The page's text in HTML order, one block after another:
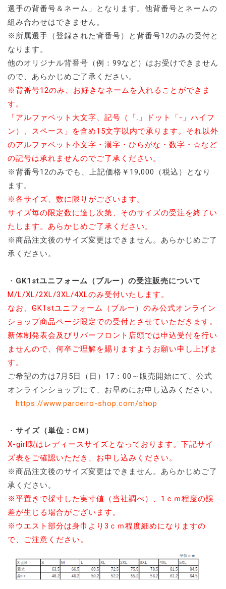
選手の背番号＆ネーム」となります。他背番号とネームの
組み合わせはできません。
※所属選手（登録された背番号）と背番号12のみの受付と
なります。
他のオリジナル背番号（例：99など）はお受けできません
ので、あらかじめご了承ください。
※背番号12のみ、お好きなネームを入れることができま
す。
「アルファベット大文字、記号（「.」ドット「-」ハイフ
ン）、スペース」を含め15文字以内で承ります。それ以外
のアルファベット小文字・漢字・ひらがな・数字・☆など
の記号は承れませんのでご了承ください。
※背番号12のみでも、上記価格￥19,000（税込）となり
ます。
※各サイズ、数に限りがございます。
サイズ毎の限定数に達し次第、そのサイズの受注を終了い
たします。あらかじめご了承ください。
※商品注文後のサイズ変更はできません。あらかじめご了
承ください。
・ GK1stユニフォーム（ブルー）の受注販売について
M/L/XL/2XL/3XL/4XLのみ受付いたします。
なお、GK1stユニフォーム（ブルー）のみ公式オンライン
ショップ商品ページ限定での受付とさせていただきます。
新体制発表会及びリバーフロント店頭では申込受付を行い
ませんので、何卒ご理解を賜りますようお願い申し上げま
す。
ご希望の方は7月5日（日）17：00～販売開始にて、公式
オンラインショップにて、お早めにお申し込みください。
https://www.parceiro-shop.com/shop
・ サイズ（単位：CM）
X-girl製はレディースサイズとなっております。下記サイ
ズ表をご確認いただき、お申し込みください。
※商品注文後のサイズ変更はできません。あらかじめご了
承ください。
※平置きで採寸した実寸値（当社調べ）、1ｃｍ程度の誤
差が生じる場合がございます。
※ウエスト部分は身巾より3ｃｍ程度細めになりますの
で、ご注意ください。